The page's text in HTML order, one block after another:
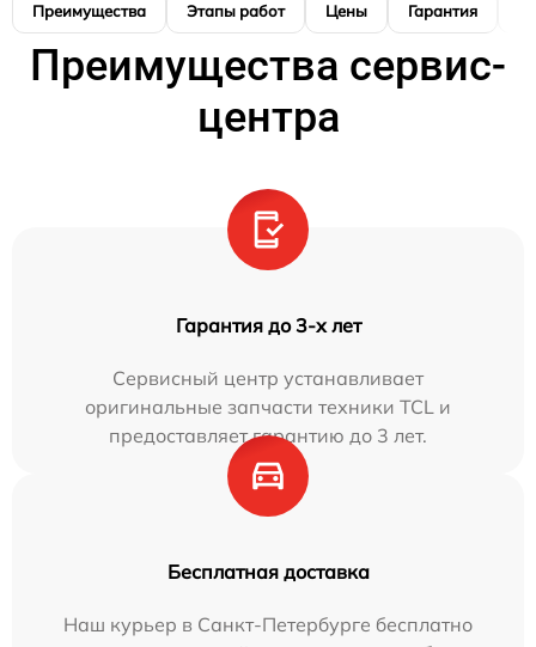
Преимущества Этапы работ Цены Гарантия
Преимущества сервис-
центра
Гарантия до 3-х лет
Сервисный центр устанавливает
оригинальные запчасти техники TCL и
предоставляет гарантию до 3 лет.
Бесплатная доставка
Наш курьер в Санкт-Петербурге бесплатно